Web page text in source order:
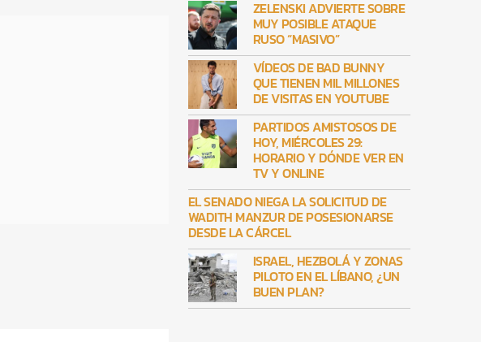
ZELENSKI ADVIERTE SOBRE
MUY POSIBLE ATAQUE
RUSO “MASIVO”
VÍDEOS DE BAD BUNNY
QUE TIENEN MIL MILLONES
DE VISITAS EN YOUTUBE
PARTIDOS AMISTOSOS DE
HOY, MIÉRCOLES 29:
HORARIO Y DÓNDE VER EN
TV Y ONLINE
EL SENADO NIEGA LA SOLICITUD DE
WADITH MANZUR DE POSESIONARSE
DESDE LA CÁRCEL
ISRAEL, HEZBOLÁ Y ZONAS
PILOTO EN EL LÍBANO, ¿UN
BUEN PLAN?